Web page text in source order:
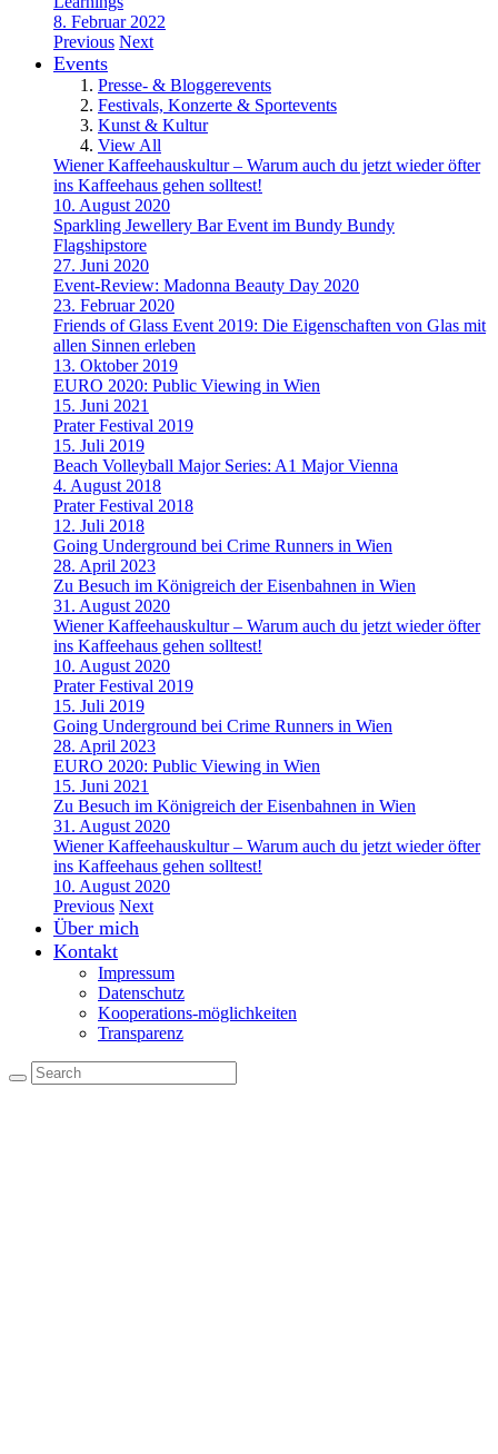
8. Februar 2022
Previous Next
Events
Presse- & Bloggerevents
Festivals, Konzerte & Sportevents
Kunst & Kultur
View All
Wiener Kaffeehauskultur – Warum auch du jetzt wieder öfter
ins Kaffeehaus gehen solltest!
10. August 2020
Sparkling Jewellery Bar Event im Bundy Bundy
Flagshipstore
27. Juni 2020
Event-Review: Madonna Beauty Day 2020
23. Februar 2020
Friends of Glass Event 2019: Die Eigenschaften von Glas mit
allen Sinnen erleben
13. Oktober 2019
EURO 2020: Public Viewing in Wien
15. Juni 2021
Prater Festival 2019
15. Juli 2019
Beach Volleyball Major Series: A1 Major Vienna
4. August 2018
Prater Festival 2018
12. Juli 2018
Going Underground bei Crime Runners in Wien
28. April 2023
Zu Besuch im Königreich der Eisenbahnen in Wien
31. August 2020
Wiener Kaffeehauskultur – Warum auch du jetzt wieder öfter
ins Kaffeehaus gehen solltest!
10. August 2020
Prater Festival 2019
15. Juli 2019
Going Underground bei Crime Runners in Wien
28. April 2023
EURO 2020: Public Viewing in Wien
15. Juni 2021
Zu Besuch im Königreich der Eisenbahnen in Wien
31. August 2020
Wiener Kaffeehauskultur – Warum auch du jetzt wieder öfter
ins Kaffeehaus gehen solltest!
10. August 2020
Previous Next
Über mich
Kontakt
Impressum
Datenschutz
Kooperations-möglichkeiten
Transparenz